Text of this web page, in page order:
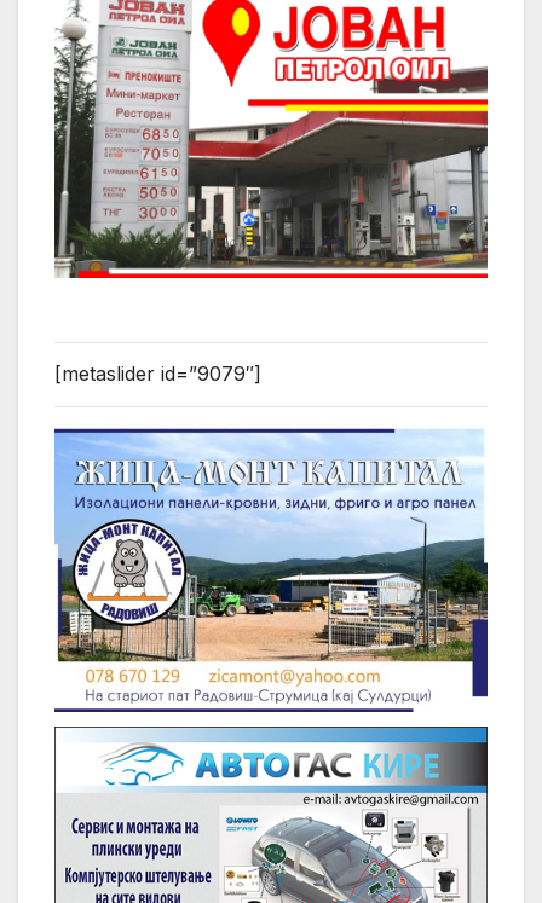
[metaslider id=”9079″]